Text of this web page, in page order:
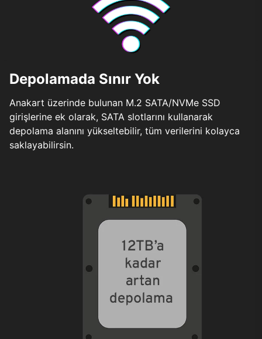
Depolamada Sınır Yok
Anakart üzerinde bulunan M.2 SATA/NVMe SSD
girişlerine ek olarak, SATA slotlarını kullanarak
depolama alanını yükseltebilir, tüm verilerini kolayca
saklayabilirsin.